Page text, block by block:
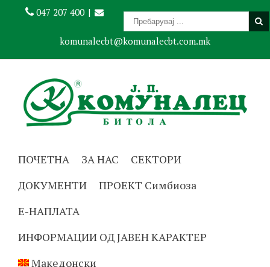
047 207 400 |
komunalecbt@komunalecbt.com.mk
ПОЧЕТНА ЗА НАС
СЕКТОРИ
ДОКУМЕНТИ
ПРОЕКТ Симбиоза
Е-НАПЛАТА
ИНФОРМАЦИИ ОД ЈАВЕН КАРАКТЕР
Македонски